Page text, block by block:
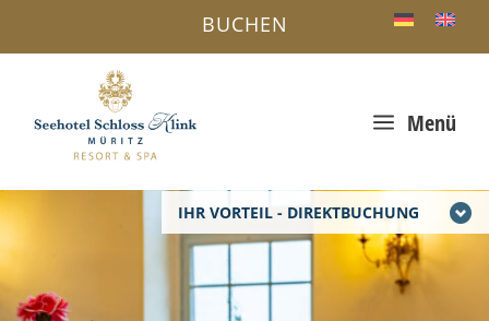
IHR VORTEIL - DIREKTBUCHUNG
a Menü
BUCHEN